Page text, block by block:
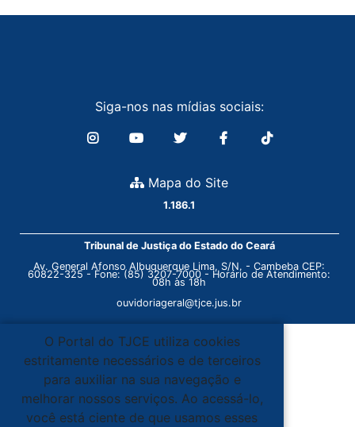
Siga-nos nas mídias sociais:
Mapa do Site
1.186.1
Tribunal de Justiça do Estado do Ceará
Av. General Afonso Albuquerque Lima, S/N. - Cambeba CEP:
60822-325 - Fone: (85) 3207-7000 - Horário de Atendimento:
08h às 18h
ouvidoriageral@tjce.jus.br
O Portal do TJCE utiliza cookies
estritamente necessários e de terceiros
para auxiliar na sua navegação e
melhorar nossos serviços. Ao acessá-lo,
você está ciente de que usamos esses